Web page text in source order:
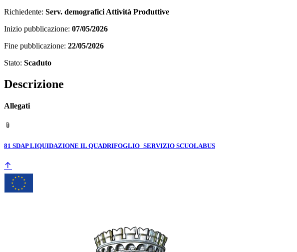
Richiedente: Serv. demografici Attività Produttive
Inizio pubblicazione: 07/05/2026
Fine pubblicazione: 22/05/2026
Stato: Scaduto
Descrizione
Allegati
81 SDAP LIQUIDAZIONE IL QUADRIFOGLIO_SERVIZIO SCUOLABUS